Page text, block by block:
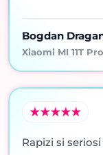
Bogdan
Xiaomi MI 11T Pro
Rapizi si